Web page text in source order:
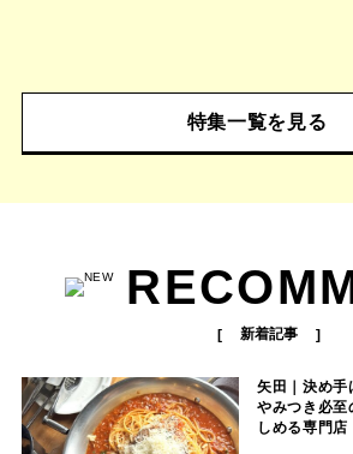
特集一覧を見る
新着記事
矢田｜決め手
やみつき必至
しめる専門店